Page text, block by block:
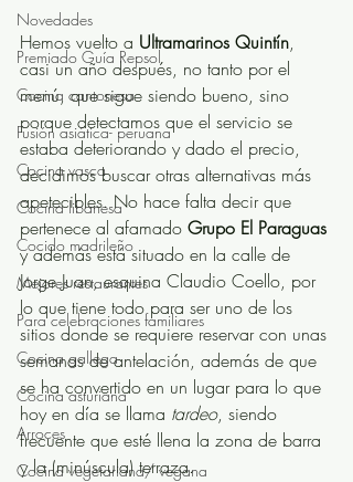
Novedades
Premiado Guía Repsol
Cocina cantonesa
Fusión asiática- peruana
Cocina vasca
Cocina libanesa
Cocido madrileño
Mejores restaurantes
Para celebraciones familiares
Cocina gallega
Cocina asturiana
Arroces
Cocina vegetariana/ vegana
Hemos vuelto a Ultramarinos Quintín,
casi un año después, no tanto por el
menú, que sigue siendo bueno, sino
porque detectamos que el servicio se
estaba deteriorando y dado el precio,
decidimos buscar otras alternativas más
apetecibles. No hace falta decir que
pertenece al afamado Grupo El Paraguas
y además está situado en la calle de
Jorge Juan, esquina Claudio Coello, por
lo que tiene todo para ser uno de los
sitios donde se requiere reservar con unas
semanas de antelación, además de que
se ha convertido en un lugar para lo que
hoy en día se llama tardeo, siendo
frecuente que esté llena la zona de barra
y la (minúscula) terraza.